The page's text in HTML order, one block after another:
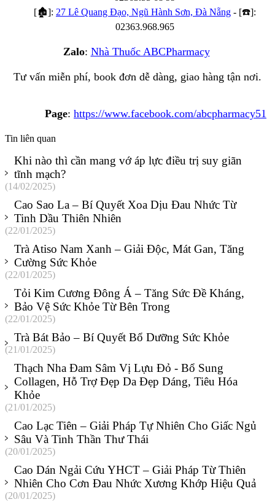
[🏚️]: 27 Lê Quang Đạo, Ngũ Hành Sơn, Đà Nẵng - [☎️]:
02363.968.965
Zalo: Nhà Thuốc ABCPharmacy
Tư vấn miễn phí, book đơn dễ dàng, giao hàng tận nơi.
Page: https://www.facebook.com/abcpharmacy51
Tin liên quan
Khi nào thì cần mang vớ áp lực điều trị suy giãn
tĩnh mạch?
(14/02/2025)
Cao Sao La – Bí Quyết Xoa Dịu Đau Nhức Từ
Tinh Dầu Thiên Nhiên
(22/01/2025)
Trà Atiso Nam Xanh – Giải Độc, Mát Gan, Tăng
Cường Sức Khỏe
(22/01/2025)
Tỏi Kim Cương Đông Á – Tăng Sức Đề Kháng,
Bảo Vệ Sức Khỏe Từ Bên Trong
(22/01/2025)
Trà Bát Bảo – Bí Quyết Bổ Dưỡng Sức Khỏe
(21/01/2025)
Thạch Nha Đam Sâm Vị Lựu Đỏ - Bổ Sung
Collagen, Hỗ Trợ Đẹp Da Đẹp Dáng, Tiêu Hóa
Khỏe
(21/01/2025)
Cao Lạc Tiên – Giải Pháp Tự Nhiên Cho Giấc Ngủ
Sâu Và Tinh Thần Thư Thái
(20/01/2025)
Cao Dán Ngải Cứu YHCT – Giải Pháp Từ Thiên
Nhiên Cho Cơn Đau Nhức Xương Khớp Hiệu Quả
(20/01/2025)